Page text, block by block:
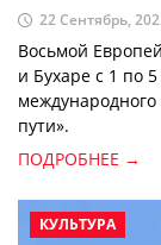
22 Сентябрь,
Восьмой
и Бухаре с 1 по
пути».
ПОДРОБНЕЕ →
КУЛЬТУРА